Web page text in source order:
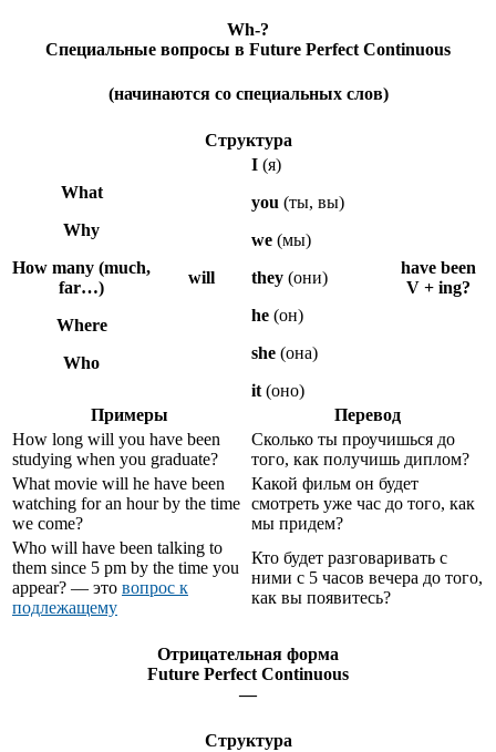
Wh-?
Специальные вопросы в Future Perfect Continuous
(начинаются со специальных слов)
Структура
What
Why
How many (much,
far…)
Where
Who
will
I (я)
you (ты, вы)
we (мы)
they (они)
he (он)
she (она)
it (оно)
have been
V + ing?
Примеры
Перевод
How long will you have been
studying when you graduate?
Сколько ты проучишься до
того, как получишь диплом?
What movie will he have been
watching for an hour by the time
we come?
Какой фильм он будет
смотреть уже час до того, как
мы придем?
Who will have been talking to
them since 5 pm by the time you
appear? — это вопрос к
подлежащему
Кто будет разговаривать с
ними с 5 часов вечера до того,
как вы появитесь?
Отрицательная форма
Future Perfect Continuous
—
Структура